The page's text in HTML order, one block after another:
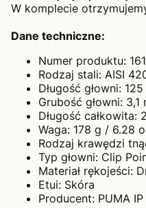
W komplecie
Dane techniczne:
Numer produktu:
Rodzaj stali: AISI
Długość głowni:
Grubość głowni: 3,1
Długość całkowita:
Waga: 178 g / 6.28
Rodzaj krawędzi
Typ głowni: Clip
Materiał rękojeści:
Etui: Skóra
Producent: PUMA